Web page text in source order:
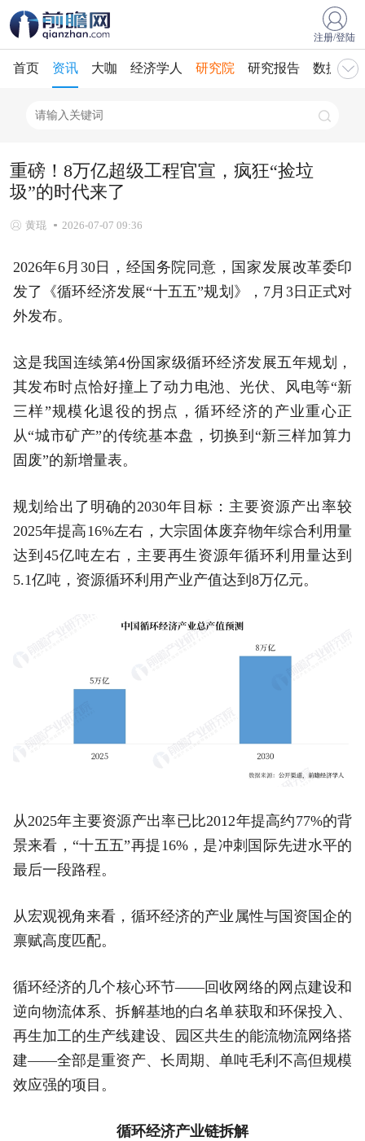
注册/登陆
首页 资讯 大咖 经济学人 研究院 研究报告 数据库
重磅！8万亿超级工程官宣，疯狂“捡垃
圾”的时代来了
黄琨 2026-07-07 09:36
2026年6月30日，经国务院同意，国家发展改革委印
发了《循环经济发展“十五五”规划》，7月3日正式对
外发布。
这是我国连续第4份国家级循环经济发展五年规划，
其发布时点恰好撞上了动力电池、光伏、风电等“新
三样”规模化退役的拐点，循环经济的产业重心正
从“城市矿产”的传统基本盘，切换到“新三样加算力
固废”的新增量表。
规划给出了明确的2030年目标：主要资源产出率较
2025年提高16%左右，大宗固体废弃物年综合利用量
达到45亿吨左右，主要再生资源年循环利用量达到
5.1亿吨，资源循环利用产业产值达到8万亿元。
从2025年主要资源产出率已比2012年提高约77%的背
景来看，“十五五”再提16%，是冲刺国际先进水平的
最后一段路程。
从宏观视角来看，循环经济的产业属性与国资国企的
禀赋高度匹配。
循环经济的几个核心环节——回收网络的网点建设和
逆向物流体系、拆解基地的白名单获取和环保投入、
再生加工的生产线建设、园区共生的能流物流网络搭
建——全部是重资产、长周期、单吨毛利不高但规模
效应强的项目。
循环经济产业链拆解